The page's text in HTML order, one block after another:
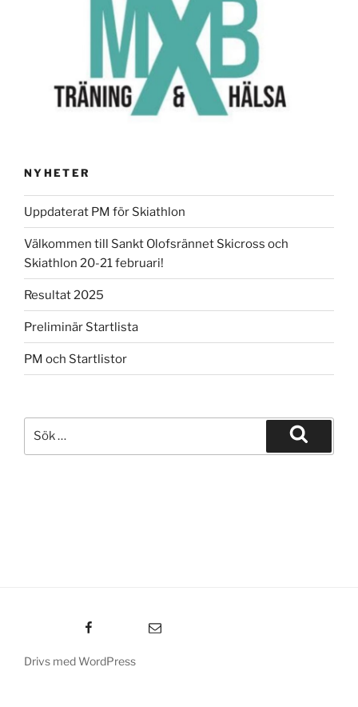
NYHETER
Uppdaterat PM för Skiathlon
Välkommen till Sankt Olofsrännet Skicross och
Skiathlon 20-21 februari!
Resultat 2025
Preliminär Startlista
PM och Startlistor
efter:
Sök
E-post
Drivs med WordPress